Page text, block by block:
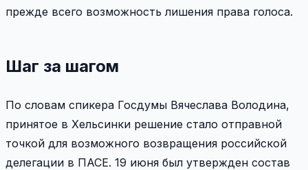
прежде всего возможность лишения права голоса.
Шаг за шагом
По словам спикера Госдумы Вячеслава Володина,
принятое в Хельсинки решение стало отправной
точкой для возможного возвращения российской
делегации в ПАСЕ. 19 июня был утвержден состав